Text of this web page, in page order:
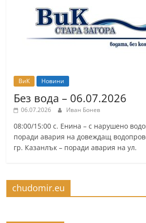
ВиК Новини
Без вода – 06.07.2026
06.07.2026 Иван Бонев
08:00/15:00 с. Енина – с нарушено
поради авария на довеждащ
гр. Казанлък – поради авария на ул.
chudomir.eu